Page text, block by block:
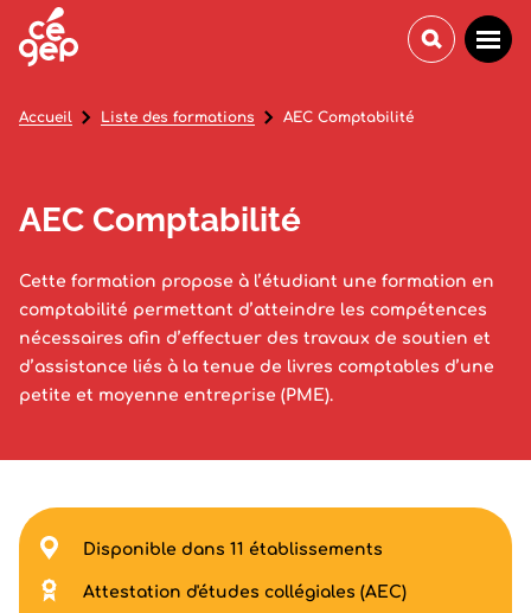
AEC Comptabilité
Cette formation propose à l’étudiant une formation en
comptabilité permettant d’atteindre les compétences
nécessaires afin d’effectuer des travaux de soutien et
d’assistance liés à la tenue de livres comptables d’une
petite et moyenne entreprise (PME).
Accueil Liste des formations AEC Comptabilité
Disponible dans 11 établissements
Attestation d'études collégiales (AEC)